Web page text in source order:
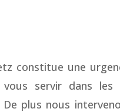
constitue une
servir dans les
plus nous